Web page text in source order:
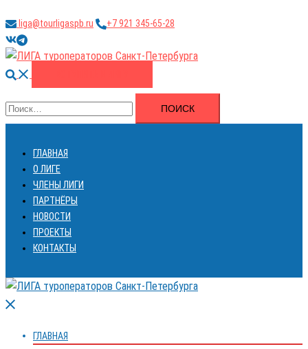
к
содержимому
liga@tourligaspb.ru
+7 921 345-65-28
https://vk.com/ligatourspb
https://t.me/tourligaspb
Поиск
Найти:
ГЛАВНАЯ
О ЛИГЕ
ЧЛЕНЫ ЛИГИ
ПАРТНЁРЫ
НОВОСТИ
ПРОЕКТЫ
КОНТАКТЫ
Закрыть
ГЛАВНАЯ